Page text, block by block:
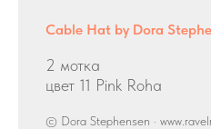
Cable Hat by Dora
2 мотка
цвет 11 Pink Roha
© Dora Stephensen ·